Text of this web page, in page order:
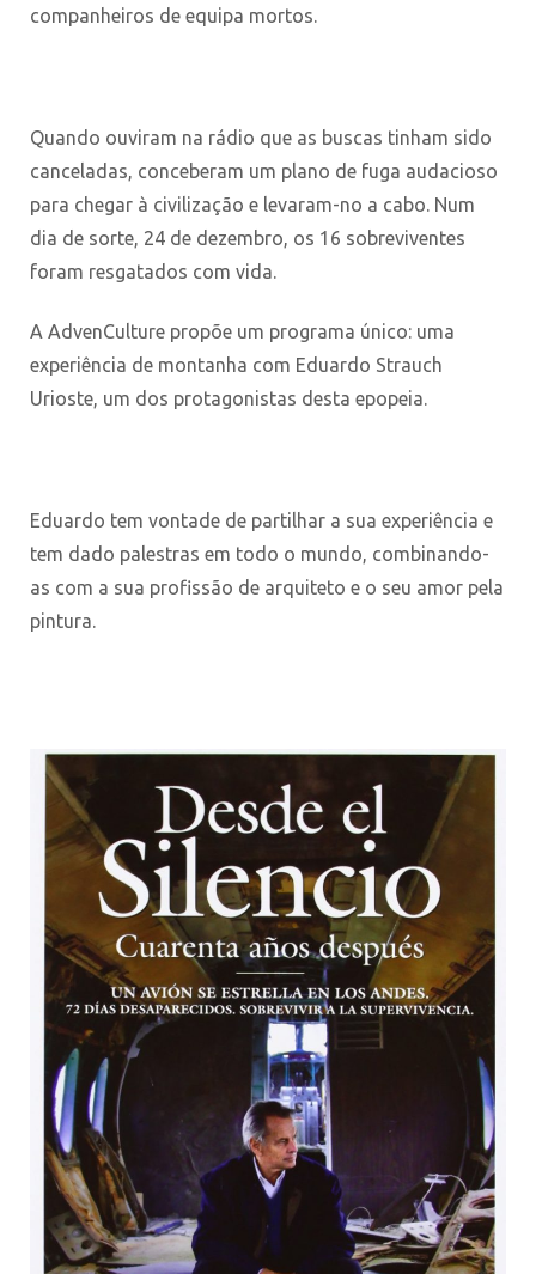
companheiros de equipa mortos.
Quando ouviram na rádio que as buscas tinham sido
canceladas, conceberam um plano de fuga audacioso
para chegar à civilização e levaram-no a cabo. Num
dia de sorte, 24 de dezembro, os 16 sobreviventes
foram resgatados com vida.
A AdvenCulture propõe um programa único: uma
experiência de montanha com Eduardo Strauch
Urioste, um dos protagonistas desta epopeia.
Eduardo tem vontade de partilhar a sua experiência e
tem dado palestras em todo o mundo, combinando-
as com a sua profissão de arquiteto e o seu amor pela
pintura.